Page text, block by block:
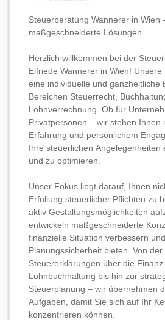
Steuerberatung Wannerer in Wien
maßgeschneiderte Lösungen
Herzlich willkommen bei der
Elfriede Wannerer in Wien!
eine individuelle und ganzheitliche
Bereichen Steuerrecht,
Lohnverrechnung. Ob für
Privatpersonen – wir stehen Ihnen
Erfahrung und persönlichem
Ihre steuerlichen Angelegenheiten
und zu optimieren.
Unser Fokus liegt darauf, Ihnen
Erfüllung steuerlicher Pflichten zu
aktiv Gestaltungsmöglichkeiten
entwickeln maßgeschneiderte
finanzielle Situation verbessern
Planungssicherheit bieten. Von
Steuererklärungen über die
Lohnbuchhaltung bis hin zur
Steuerplanung – wir übernehmen
Aufgaben, damit Sie sich auf Ihr
konzentrieren können.